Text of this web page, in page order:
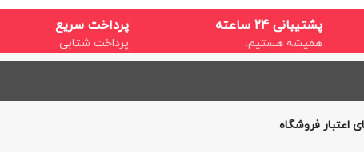
پشتیبانی 24 ساعته
همیشه هستیم.
پرداخت سریع
پرداخت شتابی.
اعتبار فروشگاه